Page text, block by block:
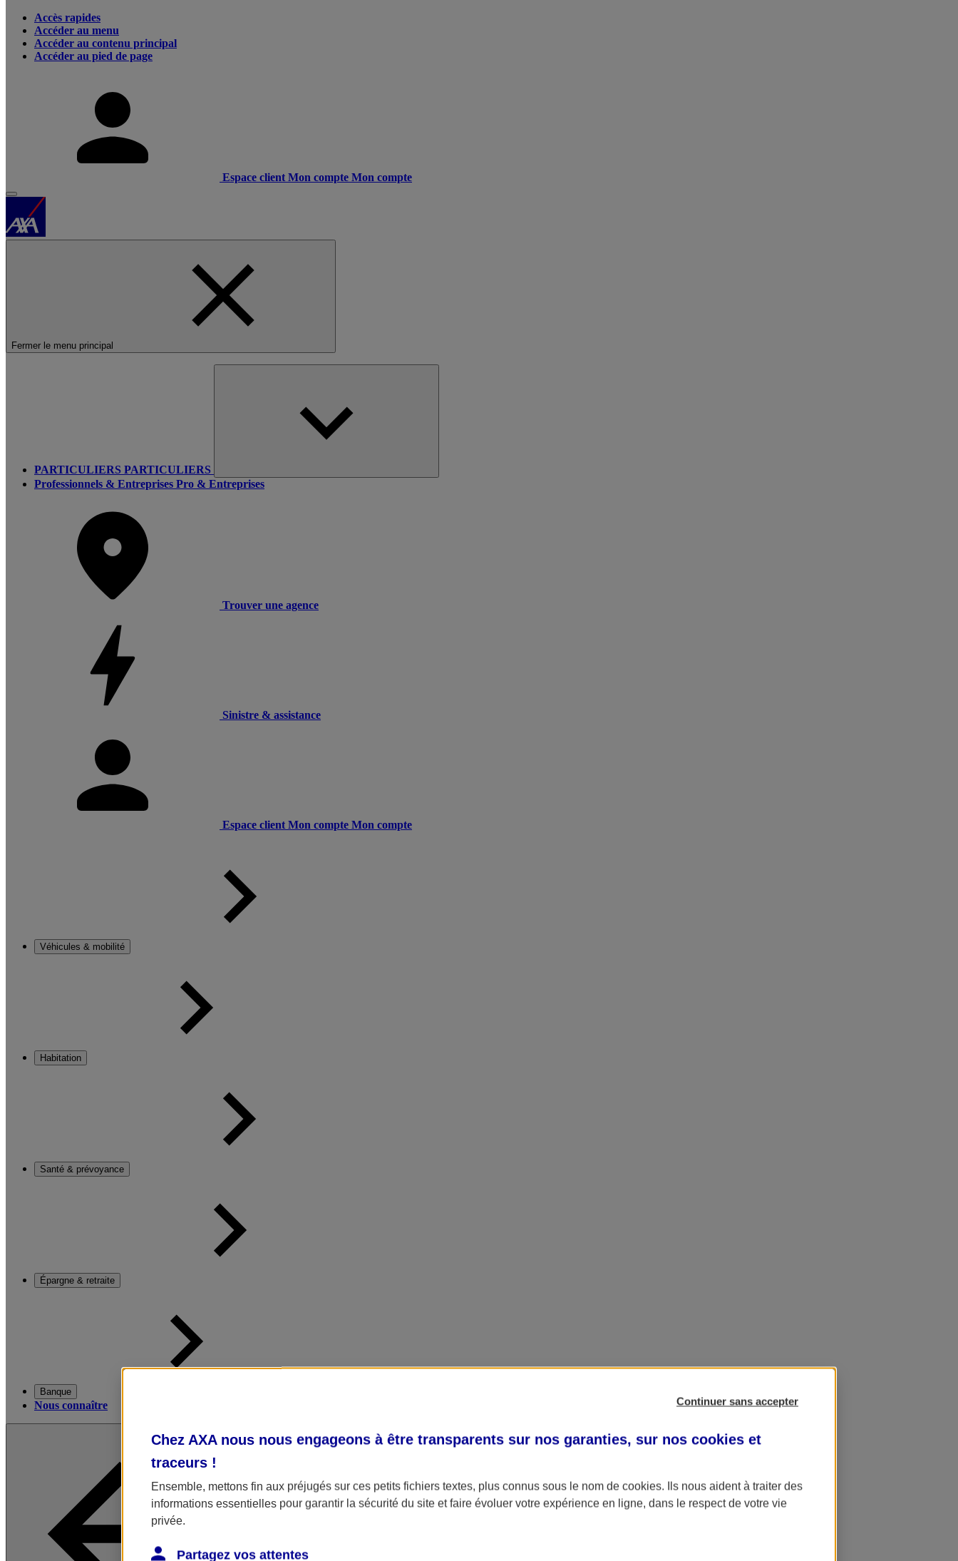
Accès rapides
Accéder au menu
Accéder au contenu principal
Accéder au pied de page
Espace client Mon compte Mon compte
Fermer le menu principal
PARTICULIERS PARTICULIERS
Professionnels & Entreprises Pro & Entreprises
Trouver une agence
Sinistre & assistance
Espace client Mon compte Mon compte
Véhicules & mobilité
Habitation
Santé & prévoyance
Épargne & retraite
Banque
Nous connaître Continuer sans accepter
Chez AXA nous nous engageons à être transparents sur nos garanties, sur nos cookies et
traceurs !
Ensemble, mettons fin aux préjugés sur ces petits fichiers textes, plus connus sous le nom de cookies. Ils nous aident à traiter des
informations essentielles pour garantir la sécurité du site et faire évoluer votre expérience en ligne, dans le respect de votre vie
privée.
Partagez vos attentes